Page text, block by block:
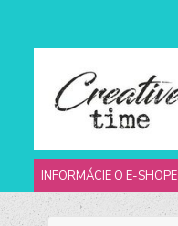
INFORMÁCIE O E-SHOPE